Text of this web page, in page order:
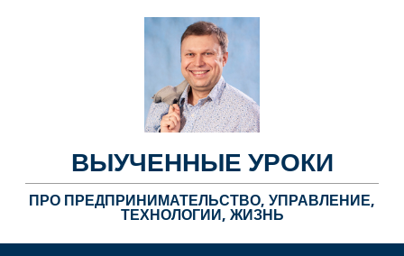
ВЫУЧЕННЫЕ УРОКИ
ПРО ПРЕДПРИНИМАТЕЛЬСТВО, УПРАВЛЕНИЕ,
ТЕХНОЛОГИИ, ЖИЗНЬ